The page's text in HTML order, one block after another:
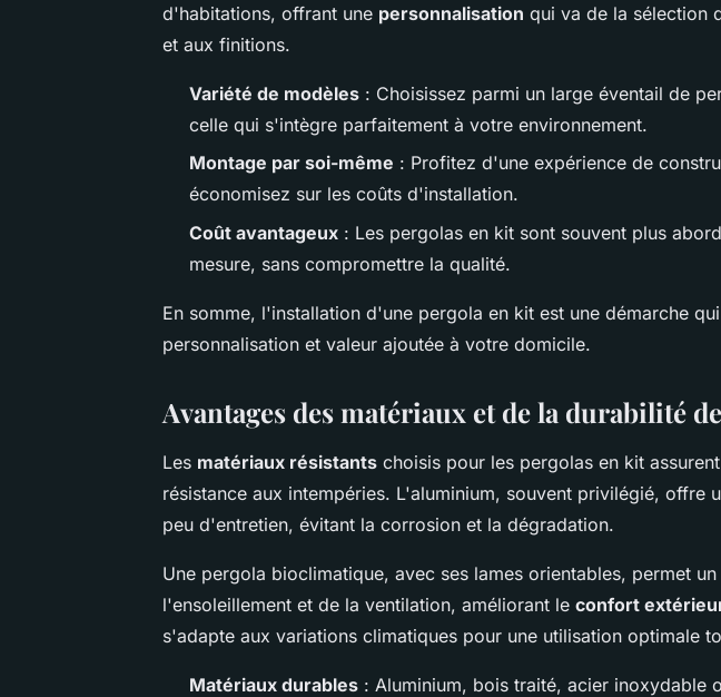
d'habitations, offrant une personnalisation qui va de la sélection
et aux finitions.
Variété de modèles : Choisissez parmi un large éventail de
celle qui s'intègre parfaitement à votre environnement.
Montage par soi-même : Profitez d'une expérience de
économisez sur les coûts d'installation.
Coût avantageux : Les pergolas en kit sont souvent plus
mesure, sans compromettre la qualité.
En somme, l'installation d'une pergola en kit est une démarche
personnalisation et valeur ajoutée à votre domicile.
Avantages des matériaux et de la durabilité
Les matériaux résistants choisis pour les pergolas en kit
résistance aux intempéries. L'aluminium, souvent privilégié, offre
peu d'entretien, évitant la corrosion et la dégradation.
Une pergola bioclimatique, avec ses lames orientables, permet
l'ensoleillement et de la ventilation, améliorant le confort
s'adapte aux variations climatiques pour une utilisation optimale
Matériaux durables : Aluminium, bois traité, acier inoxydable